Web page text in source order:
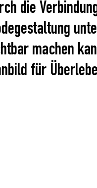
die
machen
für